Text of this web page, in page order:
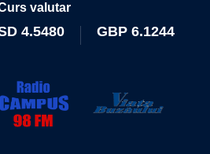
valutar
4.5480 GBP 6.1244